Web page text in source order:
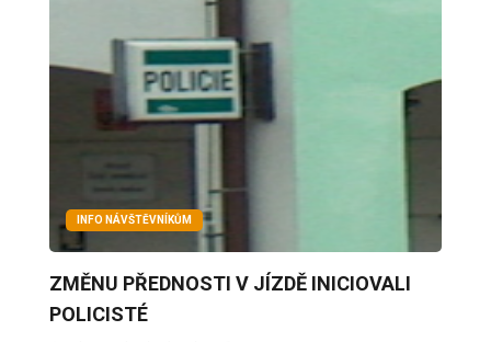
INFO NÁVŠTĚVNÍKŮM
ZMĚNU PŘEDNOSTI V JÍZDĚ INICIOVALI
POLICISTÉ